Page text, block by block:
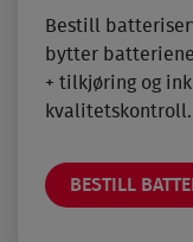
Bestill
bytter
+ tilkjøring og
kvalitetskontroll.
BESTILL